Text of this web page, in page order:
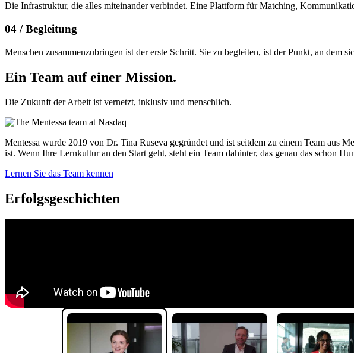
Die Infrastruktur, die alles miteinander verbindet. Eine Plattform für Matching,
04 /Begleitung
Menschen zusammenzubringen ist der erste Schritt. Sie zu begleiten, ist der Punkt, an
Ein Team auf einer Mission.
Die Zukunft der Arbeit ist vernetzt, inklusiv und menschlich.
Mentessa wurde 2019 von Dr. Tina Ruseva gegründet und ist seitdem zu einem Team aus
ist. Wenn Ihre Lernkultur an den Start geht, steht ein Team dahinter, das genau das schon
Lernen Sie das Team kennen
Erfolgsgeschichten